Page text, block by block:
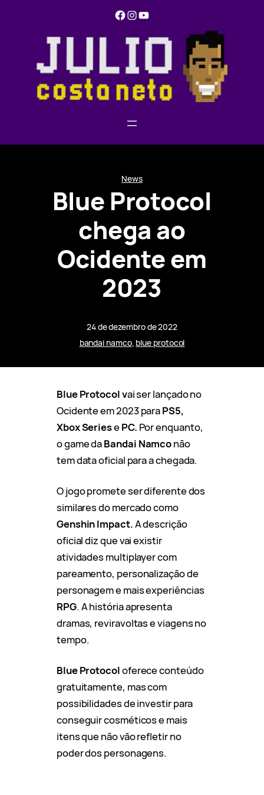
Facebook Instagram YouTube
News
Blue Protocol
chega ao
Ocidente em
2023
24 de dezembro de 2022
bandai namco, blue protocol
Blue Protocol vai ser lançado no
Ocidente em 2023 paraPS5,
Xbox SeriesePC. Por enquanto,
o game daBandai Namconão
tem data oficial para a chegada.
O jogo promete ser diferente dos
similares do mercado como
Genshin Impact.A descrição
oficial diz que vai existir
atividades multiplayer com
pareamento, personalização de
personagem e mais experiências
RPG. A história apresenta
dramas, reviravoltas e viagens no
tempo.
Blue Protocoloferece conteúdo
gratuitamente, mas com
possibilidades de investir para
conseguir cosméticos e mais
itens que não vão refletir no
poder dos personagens.